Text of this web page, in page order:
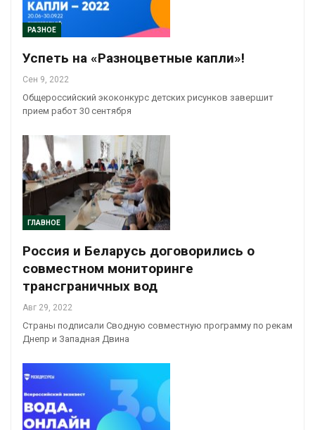
РАЗНОЕ
Успеть на «Разноцветные капли»!
Сен 9, 2022
Общероссийский экоконкурс детских рисунков завершит
прием работ 30 сентября
ГЛАВНОЕ
Россия и Беларусь договорились о
совместном мониторинге
трансграничных вод
Авг 29, 2022
Страны подписали Сводную совместную программу по рекам
Днепр и Западная Двина